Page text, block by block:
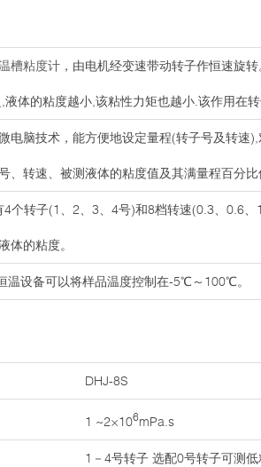
槽粘度计 ，由电机经变速带动转子作恒速旋
液体的粘度越小,该粘性力矩也越小.该作用在
电脑技术，能方便地设定量程(转子号及转速
、转速、被测液体的粘度值及其满量程百分
4个转子(1、2、3、4号)和8档转速(0.3、0.6
体的粘度。
温设备可以将样品温度控制在-5℃～100℃。
DHJ-8S
1 ~2×106mPa.s
1－4号转子 选配0号转子可测